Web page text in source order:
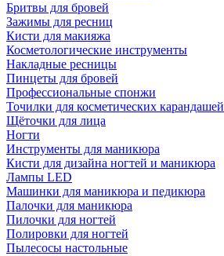
Бритвы для бровей
Зажимы для ресниц
Кисти для макияжа
Косметологические инструменты
Накладные ресницы
Пинцеты для бровей
Профессиональные спонжи
Точилки для косметических карандашей
Щёточки для лица
Ногти
Инструменты для маникюра
Кисти для дизайна ногтей и маникюра
Лампы LED
Машинки для маникюра и педикюра
Палочки для маникюра
Пилочки для ногтей
Полировки для ногтей
Пылесосы настольные